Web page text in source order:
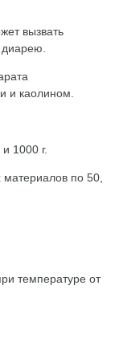
вызвать
и каолином.
1000 г.
по 50,
температуре от